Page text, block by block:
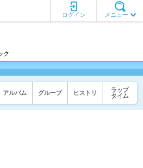
メニュー
ログイン
ク
アルバム グループ ヒストリ
ラップ
タイム